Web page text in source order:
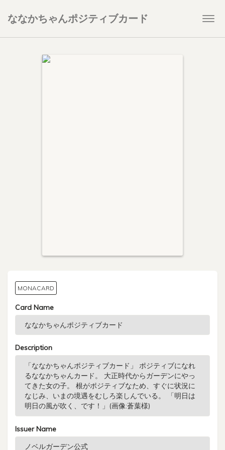
ななかちゃんポジティブカード
MONACARD
Card Name
Description
Issuer Name